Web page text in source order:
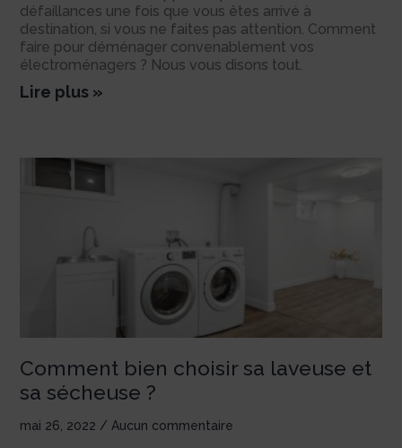
défaillances une fois que vous êtes arrivé à
destination, si vous ne faites pas attention. Comment
faire pour déménager convenablement vos
électroménagers ? Nous vous disons tout.
Lire plus »
Comment bien choisir sa laveuse et
sa sécheuse ?
mai 26, 2022 Aucun commentaire